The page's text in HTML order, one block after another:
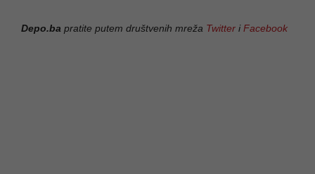
Depo.ba pratite putem društvenih mreža Twitter iFacebook